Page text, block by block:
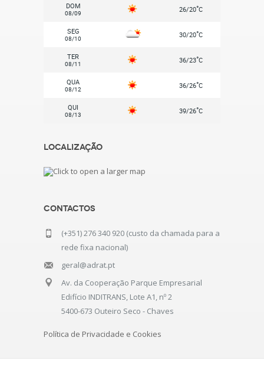
DOM
08/09 26/20°C
SEG
08/10 30/20°C
TER
08/11 36/23°C
QUA
08/12 36/26°C
QUI
08/13 39/26°C
Localização
Contactos
(+351) 276 340 920 (custo da chamada para a
rede fixa nacional)
geral@adrat.pt
Av. da Cooperação Parque Empresarial
Edifício INDITRANS, Lote A1, nº 2
5400-673 Outeiro Seco - Chaves
Política de Privacidade e Cookies